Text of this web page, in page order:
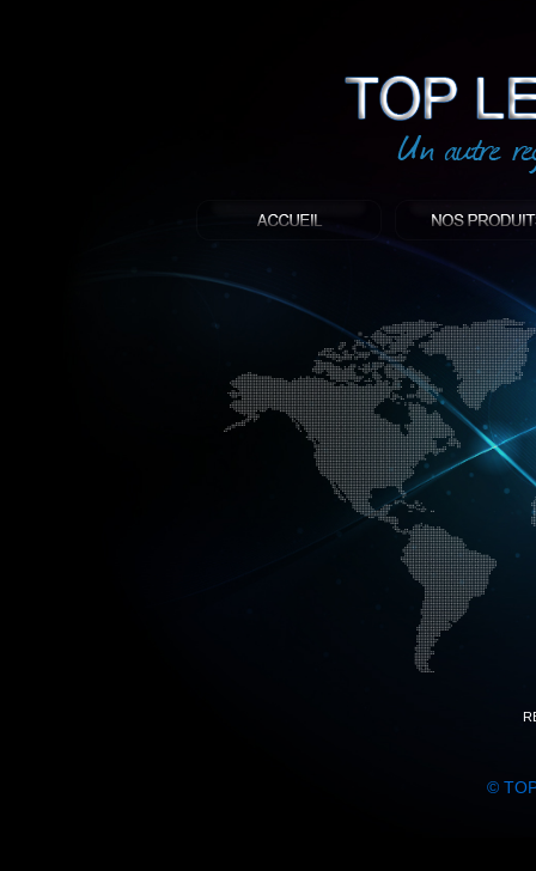
©
: Top led world
Produit décoratif led
Objet publicitaire led
éclairage blanc led
Enseigne publicitaire
Fabriquant et distributeur français
gamme à base de LED.
led, Topledworld, top led world, top
économie énergie, edf, lumière,